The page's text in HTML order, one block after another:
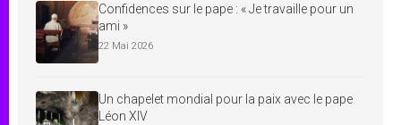
Confidences sur le pape : « Je travaille pour un
ami »
22 Mai 2026
Un chapelet mondial pour la paix avec le pape
Léon XIV